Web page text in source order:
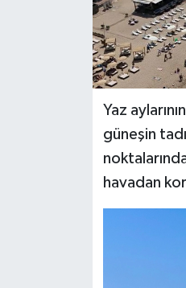
Yaz
güneşin
havadan
YAZARLAR
RESMİ İLAN